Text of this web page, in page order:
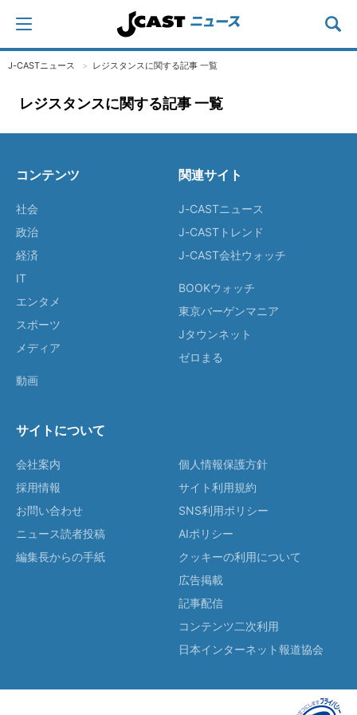
J-CASTニュース レジスタンスに関する記事 一覧
レジスタンスに関する記事 一覧
コンテンツ
社会
政治
経済
IT
エンタメ
スポーツ
メディア
動画
関連サイト
J-CASTニュース
J-CASTトレンド
J-CAST会社ウォッチ
BOOKウォッチ
東京バーゲンマニア
Jタウンネット
ゼロまる
サイトについて
会社案内
採用情報
お問い合わせ
ニュース読者投稿
編集長からの手紙
個人情報保護方針
サイト利用規約
SNS利用ポリシー
AIポリシー
クッキーの利用について
広告掲載
記事配信
コンテンツ二次利用
日本インターネット報道協会